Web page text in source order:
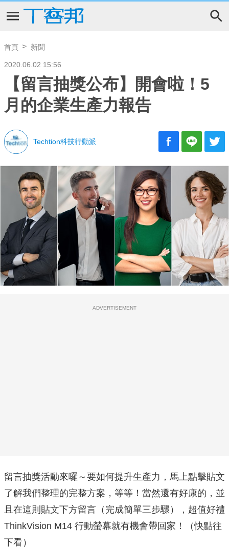
首頁 新聞
2020.06.02 15:56
【留言抽獎公布】開會啦！5
月的企業生產力報告
Techtion科技行動派
ADVERTISEMENT
留言抽獎活動來囉～要如何提升生產力，馬上點擊貼文
了解我們整理的完整方案，等等！當然還有好康的，並
且在這則貼文下方留言（完成簡單三步驟），超值好禮
ThinkVision M14 行動螢幕就有機會帶回家！（快點往
下看）